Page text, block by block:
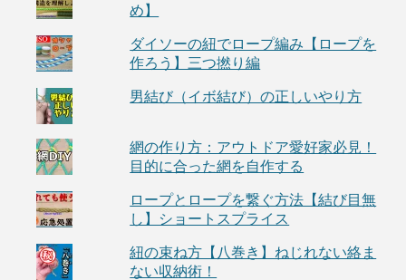
め】
ダイソーの紐でロープ編み【ロープを
作ろう】三つ撚り編
男結び（イボ結び）の正しいやり方
網の作り方：アウトドア愛好家必見！
目的に合った網を自作する
ロープとロープを繋ぐ方法【結び目無
し】ショートスプライス
紐の束ね方【八巻き】ねじれない絡ま
ない収納術！